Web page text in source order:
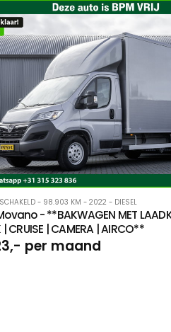
- 98.903 KM - 2022 - DIESEL
- **BAKWAGEN MET
| CRUISE | CAMERA | AIRCO**
per maand